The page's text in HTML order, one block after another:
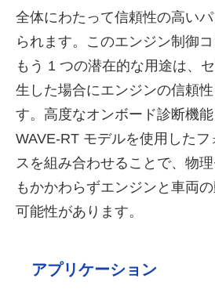
全体にわたって信頼性の高い
られます。このエンジン制御
もう 1 つの潜在的な用途は、
生した場合にエンジンの信頼
す。高度なオンボード診断機
WAVE-RT モデルを使用した
スを組み合わせることで、物
もかかわらずエンジンと車両
可能性があります。
アプリケーション